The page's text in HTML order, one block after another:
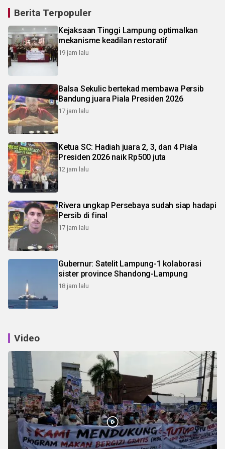
Berita Terpopuler
Kejaksaan Tinggi Lampung optimalkan
mekanisme keadilan restoratif
19 jam lalu
Balsa Sekulic bertekad membawa Persib
Bandung juara Piala Presiden 2026
17 jam lalu
Ketua SC: Hadiah juara 2, 3, dan 4 Piala
Presiden 2026 naik Rp500 juta
12 jam lalu
Rivera ungkap Persebaya sudah siap hadapi
Persib di final
17 jam lalu
Gubernur: Satelit Lampung-1 kolaborasi
sister province Shandong-Lampung
18 jam lalu
Video